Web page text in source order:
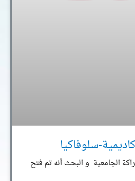
سلوفاكيا
الجامعية و البحث أنه تم فتح